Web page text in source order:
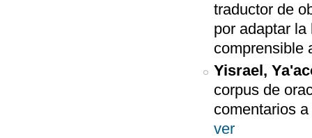
traductor de
por adaptar
comprensible
Yisrael,
corpus de
comentarios
ver